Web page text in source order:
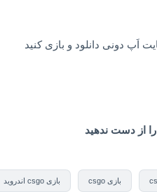
اَپ دونی دانلود و بازی کنید
را از دست ندهید
بازی csgo بازی csgo اندروید